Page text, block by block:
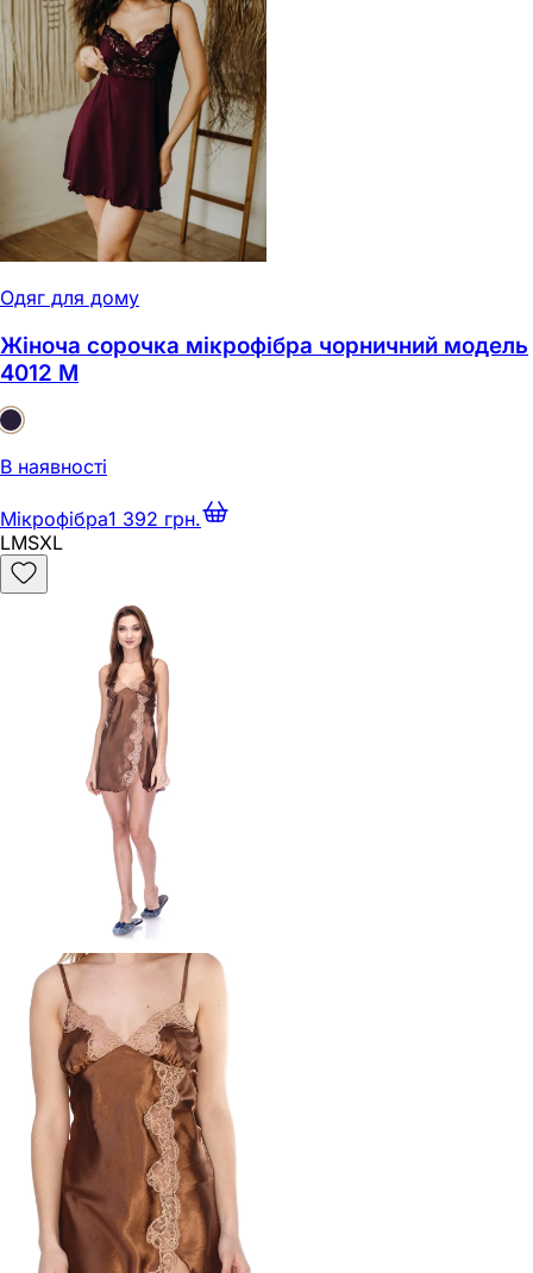
Одяг для дому
Жіноча сорочка мікрофібра чорничний модель
4012 M
В наявності
Мікрофібра1 392 грн.
LMSXL